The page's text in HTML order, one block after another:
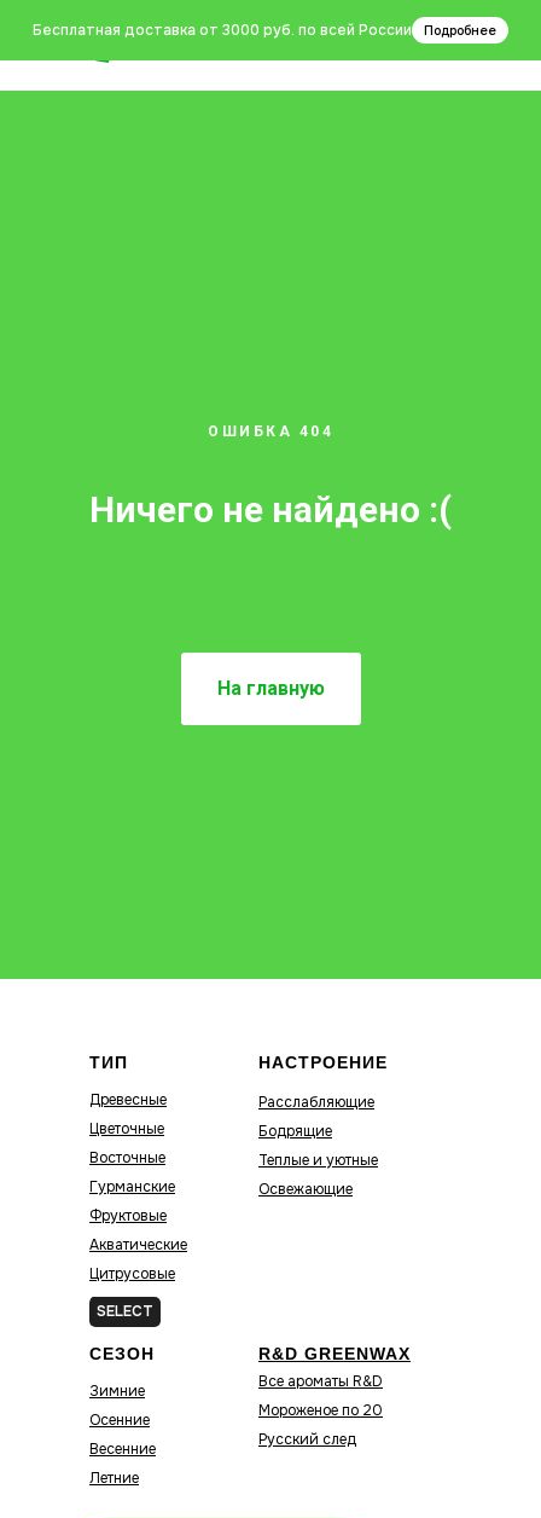
Бесплатная доставка от 3000 руб. по всей России Подробнее
ОШИБКА 404
Ничего не найдено :(
На главную
ТИП
Древесные
Цветочные
Восточные
Гурманские
Фруктовые
Акватические
Цитрусовые
Зелёные
НАСТРОЕНИЕ
Расслабляющие
Бодрящие
Теплые и уютные
Освежающие
R&D GREENWAX
Все ароматы R&D
Мороженое по 20
Русский след
СЕЗОН
Зимние
Осенние
Весенние
Летние
SELECT